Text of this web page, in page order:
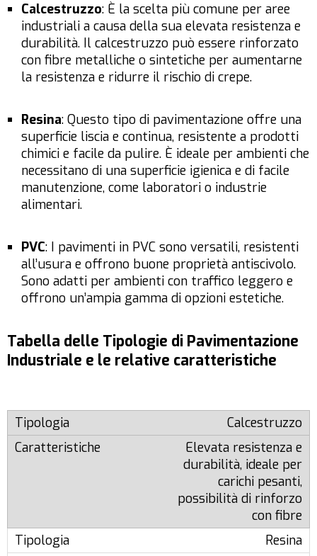
Calcestruzzo: È la scelta più comune per aree
industriali a causa della sua elevata resistenza e
durabilità. Il calcestruzzo può essere rinforzato
con fibre metalliche o sintetiche per aumentarne
la resistenza e ridurre il rischio di crepe.
Resina: Questo tipo di pavimentazione offre una
superficie liscia e continua, resistente a prodotti
chimici e facile da pulire. È ideale per ambienti che
necessitano di una superficie igienica e di facile
manutenzione, come laboratori o industrie
alimentari.
PVC: I pavimenti in PVC sono versatili, resistenti
all’usura e offrono buone proprietà antiscivolo.
Sono adatti per ambienti con traffico leggero e
offrono un’ampia gamma di opzioni estetiche.
Tabella delle Tipologie di Pavimentazione
Industriale e le relative caratteristiche
Calcestruzzo
Elevata resistenza e
durabilità, ideale per
carichi pesanti,
possibilità di rinforzo
con fibre
Resina